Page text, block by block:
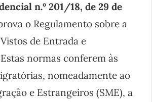
n.º 201/18, de 29 de
o Regulamento sobre a
de Entrada e
normas conferem às
nomeadamente ao
e Estrangeiros (SME), a